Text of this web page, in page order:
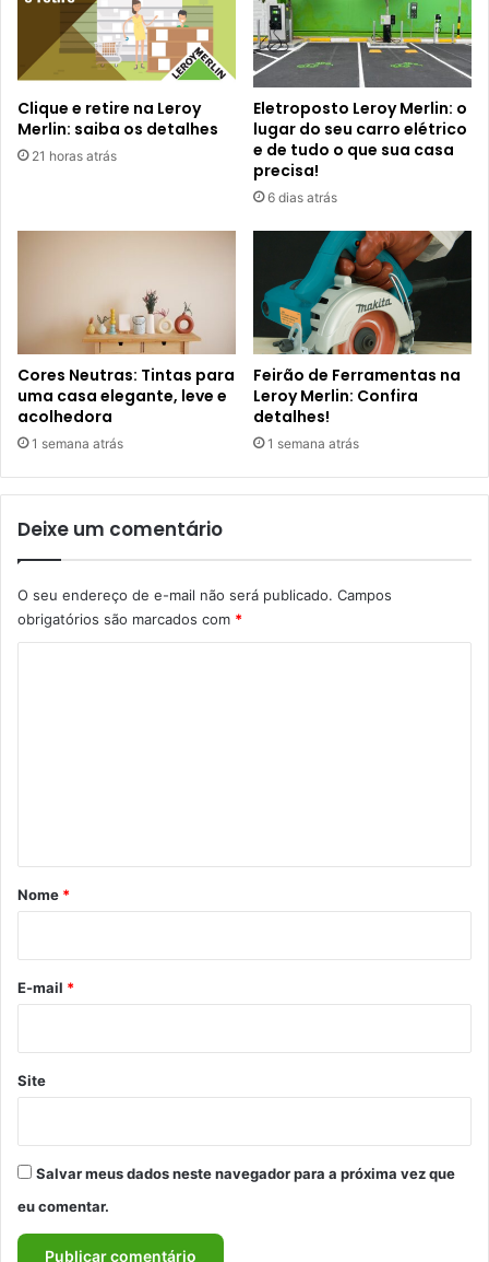
Clique e retire na Leroy
Merlin: saiba os detalhes
21 horas atrás
Eletroposto Leroy Merlin: o
lugar do seu carro elétrico
e de tudo o que sua casa
precisa!
6 dias atrás
Cores Neutras: Tintas para
uma casa elegante, leve e
acolhedora
1 semana atrás
Feirão de Ferramentas na
Leroy Merlin: Confira
detalhes!
1 semana atrás
Deixe um comentário
O seu endereço de e-mail não será publicado. Campos
obrigatórios são marcados com *
r
*
Nome *
E-mail *
Site
Salvar meus dados neste navegador para a próxima vez que
eu comentar.